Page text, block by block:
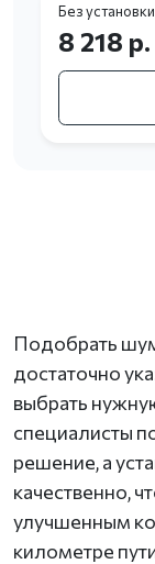
Без установки
8 218 р.
Подобрать
достаточно
выбрать
специалисты
решение, а
качественно,
улучшенным
километре